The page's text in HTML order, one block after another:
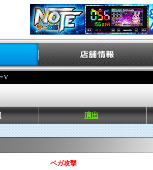
V
演出
ベガ攻撃